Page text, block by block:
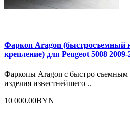
Фаркоп Aragon (быстросъемный
крепление) для Peugeot 5008
Фаркопы Aragon с быстро
изделия известнейшего ..
10 000.00BYN